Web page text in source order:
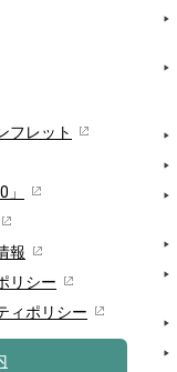
フレット
報
リシー
ィポリシー